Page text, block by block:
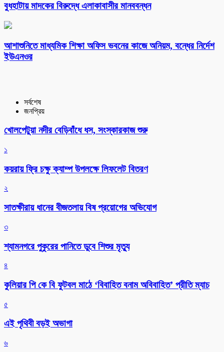
বুধহাটায় মাদকের বিরুদ্ধে এলাকাবাসীর মানববন্ধন
আশাশুনিতে মাধ্যমিক শিক্ষা অফিস ভবনের কাজে অনিয়ম, বন্ধের নির্দেশ
ইউএনওর
সর্বশেষ
জনপ্রিয়
খোলপেটুয়া নদীর বেড়িবাঁধে ধস, সংস্কারকাজ শুরু
১
কয়রায় ফ্রি চক্ষু ক্যাম্প উপলক্ষে লিফলেট বিতরণ
২
সাতক্ষীরায় ধানের বীজতলায় বিষ প্রয়োগের অভিযোগ
৩
শ্যামনগরে পুকুরের পানিতে ডুবে শিশুর মৃত্যু
৪
কুলিয়ার পি কে বি ফুটবল মাঠে ‘বিবাহিত বনাম অবিবাহিত’ প্রীতি ম্যাচ
৫
এই পৃথিবী বড়ই অভাগা
৬